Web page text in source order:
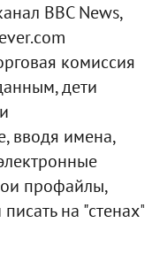
BBC News,
комиссия
дети
вводя имена,
профайлы,
на "стенах"